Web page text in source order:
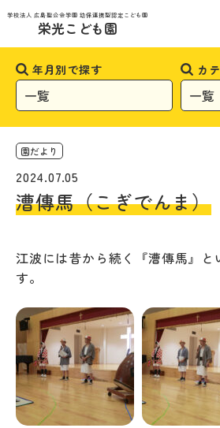
学校法人 広島聖公会学園 幼保連携型認定こども園
栄光こども園 お知らせ
年月別で探す カ
園だより
2024.07.05
漕傳馬（こぎでんま）
江波には昔から続く『漕傳馬』と
す。